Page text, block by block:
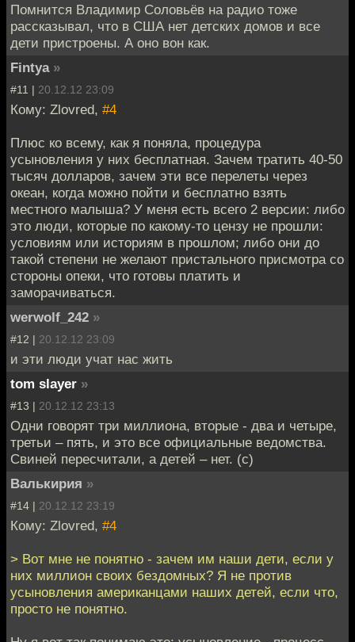
Помнится Владимир Соловьёв на радио тоже
рассказывал, что в США нет детских домов и все
дети пристроены. А оно вон как.
Fintya »
#11 | 20.12.12 23:09
Кому: Zlovred, #4
Плюс ко всему, как я поняла, процедура
усыновления у них бесплатная. Зачем тратить 40-50
тысяч долларов, зачем эти все перелеты через
океан, когда можно пойти и бесплатно взять
местного малыша? У меня есть всего 2 версии: либо
это люди, которые по какому-то цензу не прошли:
условиям или историям в прошлом; либо они до
такой степени не желают пристального присмотра со
стороны опеки, что готовы платить и
заморачиваться.
werwolf_242 »
#12 | 20.12.12 23:09
и эти люди учат нас жить
tom slayer »
#13 | 20.12.12 23:13
Одни говорят три миллиона, вторые - два и четыре,
третьи – пять, и это все официальные ведомства.
Свиней пересчитали, а детей – нет. (с)
Валькирия »
#14 | 20.12.12 23:19
Кому: Zlovred, #4
> Вот мне не понятно - зачем им наши дети, если у
них миллион своих бездомных? Я не против
усыновления американцами наших детей, если что,
просто не понятно.